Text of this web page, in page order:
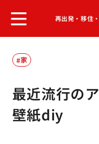
再出発・移住
家
最近流行の
壁紙diy